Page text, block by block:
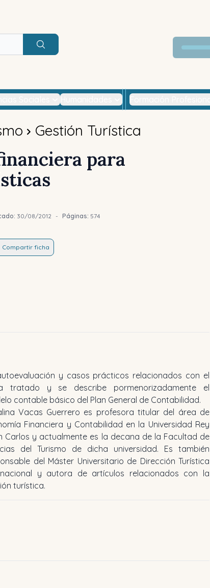
Buscar
Gestión Turística
para
30/08/2012 - Páginas: 574
Compartir ficha
contable básico del Plan General de Contabilidad.
Vacas Guerrero es profesora titular del área de
Financiera y Contabilidad en la Universidad Rey
Carlos y actualmente es la decana de la Facultad de
del Turismo de dicha universidad. Es también
del Máster Universitario de Dirección Turística
y autora de artículos relacionados con la
turística.